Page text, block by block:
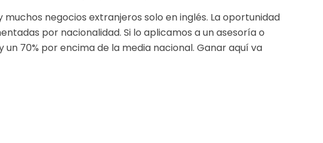
negocios extranjeros solo en inglés. La oportunidad
por nacionalidad. Si lo aplicamos a unasesoría o
un 70% por encima de la media nacional. Ganar aquí va